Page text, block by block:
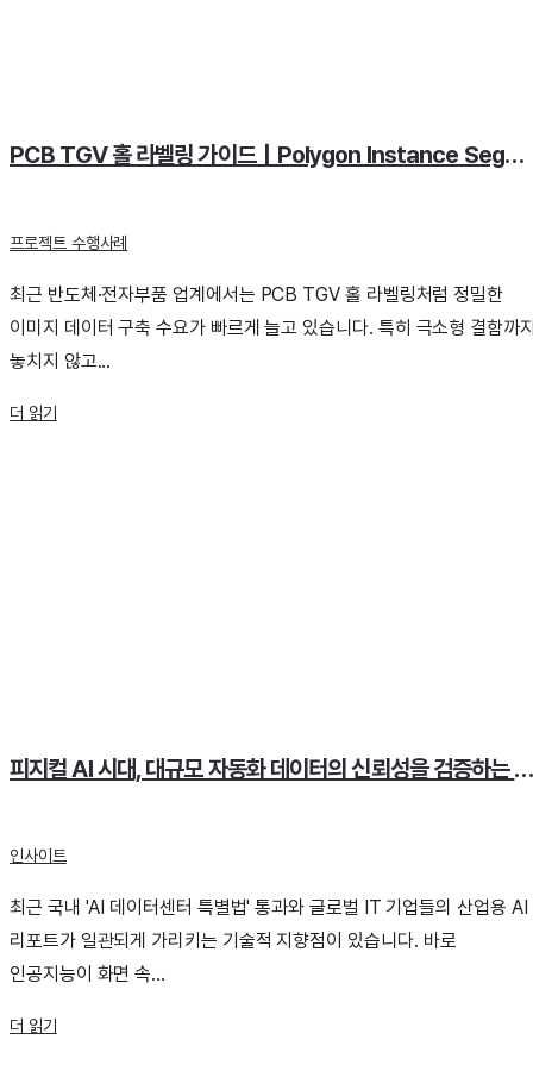
PCB TGV 홀 라벨링 가이드｜Polygon Instance Segmentation 실무 노하우
프로젝트 수행사례
최근 반도체·전자부품 업계에서는 PCB TGV 홀 라벨링처럼 정밀한
이미지 데이터 구축 수요가 빠르게 늘고 있습니다. 특히 극소형 결함까
놓치지 않고...
더 읽기
피지컬 AI 시대, 대규모 자동화 데이터의 신뢰성을
인사이트
최근 국내 'AI 데이터센터 특별법' 통과와 글로벌 IT 기업들의 산업용 AI
리포트가 일관되게 가리키는 기술적 지향점이 있습니다. 바로
인공지능이 화면 속...
더 읽기